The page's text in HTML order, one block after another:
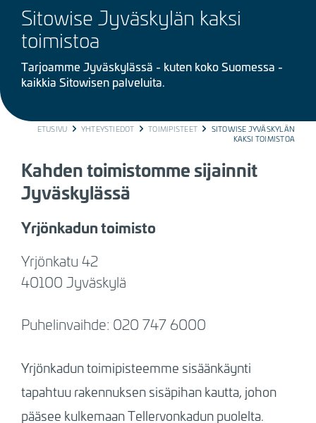
Sitowise Jyväskylän kaksi
toimistoa
Tarjoamme Jyväskylässä - kuten koko Suomessa -
kaikkia Sitowisen palveluita.
BREADCRUMB
ETUSIVU YHTEYSTIEDOT TOIMIPISTEET
SITOWISE JYVÄSKYLÄN
KAKSI TOIMISTOA
Kahden toimistomme sijainnit
Jyväskylässä
Yrjönkadun toimisto
Yrjönkatu 42
40100 Jyväskylä
Puhelinvaihde: 020 747 6000
Yrjönkadun toimipisteemme sisäänkäynti
tapahtuu rakennuksen sisäpihan kautta, johon
pääsee kulkemaan Tellervonkadun puolelta.